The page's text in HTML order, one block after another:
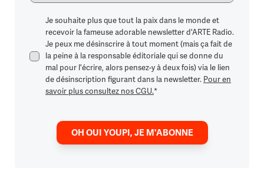
Je souhaite plus que tout la paix dans le monde et
recevoir la fameuse adorable newsletter d'ARTE Radio.
Je peux me désinscrire à tout moment (mais ça fait de
la peine à la responsable éditoriale qui se donne du
mal pour l'écrire, alors pensez-y à deux fois) via le lien
de désinscription figurant dans la newsletter. Pour en
savoir plus consultez nos CGU.*
OH OUI YOUPI, JE M'ABONNE